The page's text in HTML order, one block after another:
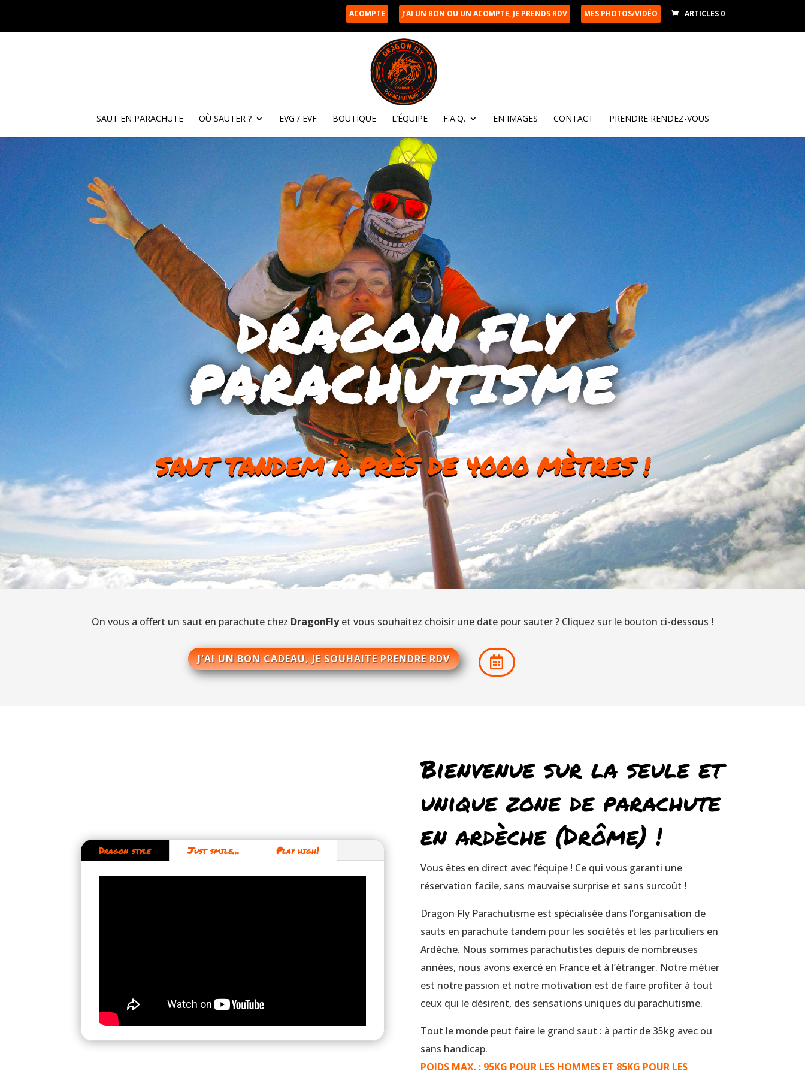
ACOMPTE J’AI UN BON OU UN ACOMPTE, JE PRENDS RDV MES PHOTOS/VIDÉO ARTICLES 0
SAUT EN PARACHUTE OÙ SAUTER ? EVG / EVF BOUTIQUE L’ÉQUIPE F.A.Q. EN IMAGES CONTACT PRENDRE RENDEZ-VOUS
DRAGON FLY
PARACHUTISME
SAUT TANDEM À PRÈS DE 4000 MÈTRES !
On vous a offert un saut en parachute chez DragonFlyet vous souhaitez choisir une date pour sauter ? Cliquez sur le bouton ci-dessous !
J'AI UN BON CADEAU, JE SOUHAITE PRENDRE RDV 
Dragon style Just smile... Play high!
Bienvenue sur la seule et
unique zone de parachute
en ardèche (Drôme) !
Vous êtes en direct avec l’équipe ! Ce qui vous garanti une
réservation facile, sans mauvaise surprise et sans surcoût !
Dragon Fly Parachutisme est spécialisée dans l’organisation de
sauts en parachute tandem pour les sociétés et les particuliers en
Ardèche. Nous sommes parachutistes depuis de nombreuses
années, nous avons exercé en France et à l’étranger. Notre métier
est notre passion et notre motivation est de faire profiter à tout
ceux qui le désirent, des sensations uniques du parachutisme.
Tout le monde peut faire le grand saut : à partir de 35kg avec ou
sans handicap.
POIDS MAX. : 95KG POUR LES HOMMES ET 85KG POUR LES